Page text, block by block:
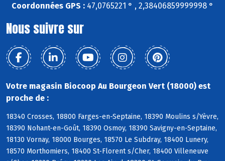
Coordonnées GPS : 47,0765221 ° , 2,38406859999998 °
Nous suivre sur
Votre magasin Biocoop Au Bourgeon Vert (18000) est
proche de :
18340 Crosses, 18800 Farges-en-Septaine, 18390 Moulins s/Yèvre,
18390 Nohant-en-Goût, 18390 Osmoy, 18390 Savigny-en-Septaine,
18130 Vornay, 18000 Bourges, 18570 Le Subdray, 18400 Lunery,
18570 Morthomiers, 18400 St-Florent s/Cher, 18400 Villeneuve